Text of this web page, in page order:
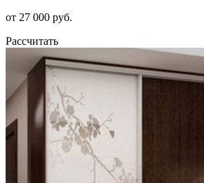
от 27 000 руб.
Рассчитать